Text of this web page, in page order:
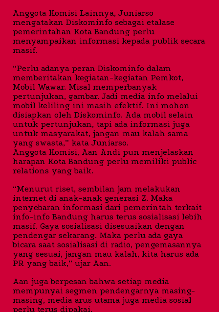
Anggota Komisi Lainnya, Juniarso
mengatakan Diskominfo sebagai etalase
pemerintahan Kota Bandung perlu
menyampaikan informasi kepada publik secara
masif.
“Perlu adanya peran Diskominfo dalam
memberitakan kegiatan-kegiatan Pemkot,
Mobil Wawar. Misal memperbanyak
pertunjukan, gambar. Jadi media info melalui
mobil keliling ini masih efektif. Ini mohon
disiapkan oleh Diskominfo. Ada mobil selain
untuk pertunjukan, tapi ada informasi juga
untuk masyarakat, jangan mau kalah sama
yang swasta,” kata Juniarso.
Anggota Komisi, Aan Andi pun menjelaskan
harapan Kota Bandung perlu memiliki public
relations yang baik.
“Menurut riset, sembilan jam melakukan
internet di anak-anak generasi Z. Maka
penyebaran informasi dari pemerintah terkait
info-info Bandung harus terus sosialisasi lebih
masif. Gaya sosialisasi disesuaikan dengan
pendengar sekarang. Maka perlu ada gaya
bicara saat sosialisasi di radio, pengemasannya
yang sesuai, jangan mau kalah, kita harus ada
PR yang baik,” ujar Aan.
Aan juga berpesan bahwa setiap media
mempunyai segmen pendengarnya masing-
masing, media arus utama juga media sosial
perlu terus dipakai.